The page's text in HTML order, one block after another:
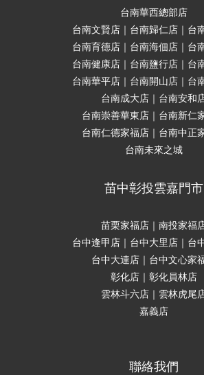
台南華西總部店
台南文賢店｜台南歸仁店｜台
台南育德店｜台南海佃店｜台
台南健康店｜台南鹽行店｜台
台南華平店｜台南開山店｜台
台南成大店｜台南安和
台南崇善華東店｜台南新仁
台南仁德家福店｜台南中正
台南未來之城
苗中彰投雲嘉門市
苗栗家福店｜南投家福
台中逢甲店｜台中大里店｜台
台中大連店｜台中文心家
彰化店｜彰化員林店
雲林斗六店｜雲林虎尾
嘉義店
聯絡我們